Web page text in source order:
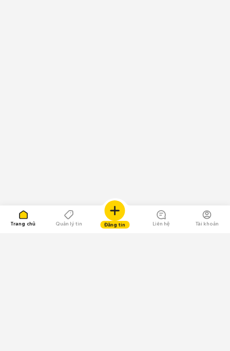
Trang chủ Quản lý tin Đăng tin Liên hệ Tài khoản